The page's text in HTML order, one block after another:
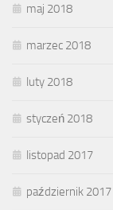
maj 2018
marzec 2018
luty 2018
styczeń 2018
listopad 2017
październik 2017